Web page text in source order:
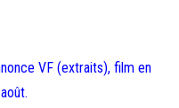
VF (extraits), film en